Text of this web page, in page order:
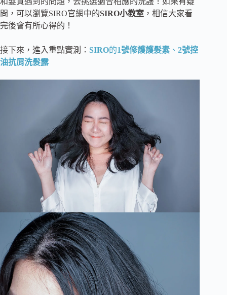
問，可以瀏覽SIRO官網中的SIRO小教室 ，相信大家看
完後會有所心得的！
接下來，進入重點實測： SIRO的1號修護護髮素 、 2號控
油抗屑洗髮露